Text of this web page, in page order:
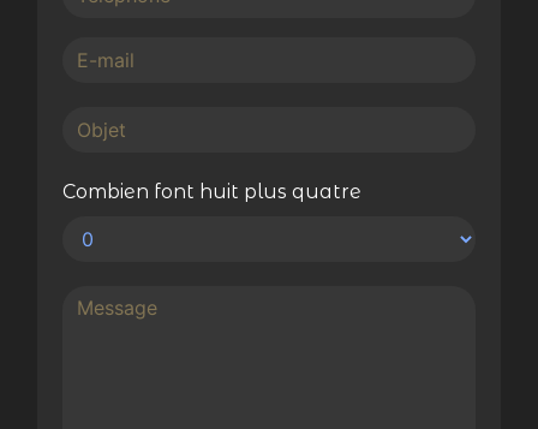
Combien font huit plus quatre